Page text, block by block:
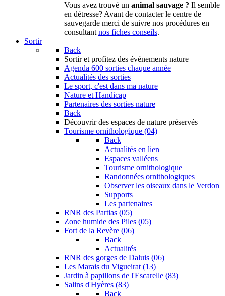
Vous avez trouvé un animal sauvage ? Il semble
en détresse? Avant de contacter le centre de
sauvegarde merci de suivre nos procédures en
consultant nos fiches conseils.
Sortir
Back
Sortir et profitez des événements nature
Agenda 600 sorties chaque année
Actualités des sorties
Le sport, c'est dans ma nature
Nature et Handicap
Partenaires des sorties nature
Back
Découvrir des espaces de nature préservés
Tourisme ornithologique (04)
Back
Actualités en lien
Espaces valléens
Tourisme ornithologique
Randonnées ornithologiques
Observer les oiseaux dans le Verdon
Supports
Les partenaires
RNR des Partias (05)
Zone humide des Piles (05)
Fort de la Revère (06)
Back
Actualités
RNR des gorges de Daluis (06)
Les Marais du Vigueirat (13)
Jardin à papillons de l'Escarelle (83)
Salins d'Hyères (83)
Back